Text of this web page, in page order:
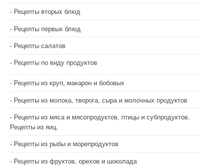
Рецепты вторых блюд
Рецепты первых блюд
Рецепты салатов
Рецепты по виду продуктов
Рецепты из круп, макарон и бобовых
Рецепты из молока, творога, сыра и молочных продуктов
Рецепты из мяса и мясопродуктов, птицы и субпродуктов.
Рецепты из яиц.
Рецепты из рыбы и морепродуктов
Рецепты из фруктов, орехов и шоколада